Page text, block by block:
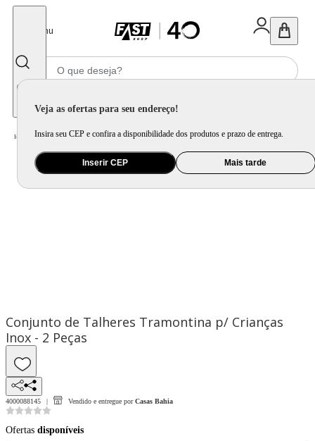
Menu
Veja as ofertas para seu endereço!
Insira seu CEP e confira a disponibilidade dos produtos e prazo de entrega.
Inserir CEP Mais tarde
Home Bebê / Amamentação e Alimentação / Acessório para Alimentação
Conjunto de Talheres Tramontina p/ Crianças
Inox - 2 Peças
4000088145 Vendido e entregue por Casas Bahia
Ofertas disponíveis